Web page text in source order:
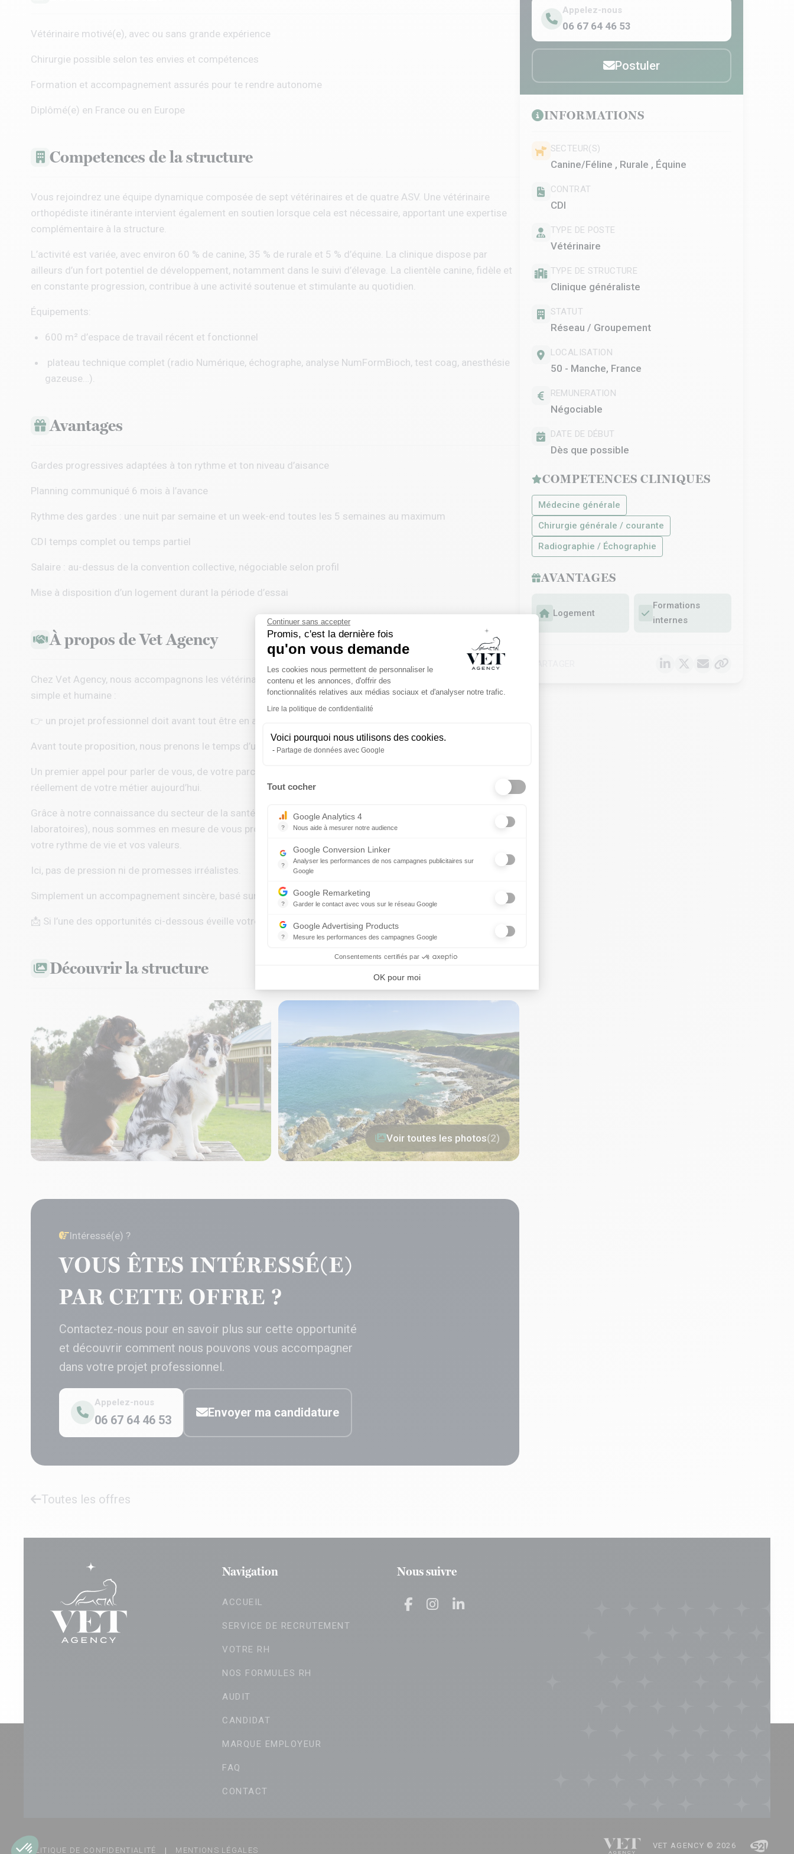
Continuer sans accepter
Promis, c'est la dernière fois
qu'on vous demande
Plateforme de Gestion du Consentement : Personnalisez vos Options
Les cookies nous permettent de personnaliser le
contenu et les annonces, d'offrir des
fonctionnalités relatives aux médias sociaux et d'analyser notre trafic.
Lire la politique de confidentialité
Voici pourquoi nous utilisons des cookies.
Partage de données avec Google
Tout cocher
?
Google Analytics 4
Nous aide à mesurer notre audience
?
Google Conversion Linker
Analyser les performances de nos campagnes publicitaires sur
Google
?
Google Remarketing
Garder le contact avec vous sur le réseau Google
?
Google Advertising Products
Mesure les performances des campagnes Google
Consentements certifiés par
OK pour moi
Vétérinaire motivé(e), avec ou sans grande expérience
Chirurgie possible selon tes envies et compétences
Formation et accompagnement assurés pour te rendre autonome
Diplômé(e) en France ou en Europe
Competences de la structure
Vous rejoindrez une équipe dynamique composée de sept vétérinaires et de quatre ASV. Une vétérinaire
orthopédiste itinérante intervient également en soutien lorsque cela est nécessaire, apportant une expertise
complémentaire à la structure.
L’activité est variée, avec environ 60 % de canine, 35 % de rurale et 5 % d’équine. La clinique dispose par
ailleurs d’un fort potentiel de développement, notamment dans le suivi d’élevage. La clientèle canine, fidèle et
en constante progression, contribue à une activité soutenue et stimulante au quotidien.
Équipements:
600 m² d’espace de travail récent et fonctionnel
plateau technique complet (radio Numérique, échographe, analyse NumFormBioch, test coag, anesthésie
gazeuse…).
Avantages
Gardes progressives adaptées à ton rythme et ton niveau d’aisance
Planning communiqué 6 mois à l’avance
Rythme des gardes : une nuit par semaine et un week-end toutes les 5 semaines au maximum
CDI temps complet ou temps partiel
Salaire : au-dessus de la convention collective, négociable selon profil
Mise à disposition d’un logement durant la période d’essai
À propos de Vet Agency
Chez Vet Agency, nous accompagnons les vétérinaires et ASV en France et à l’international avec une approche
simple et humaine :
👉 un projet professionnel doit avant tout être en accord avec la personne qui le porte.
Avant toute proposition, nous prenons le temps d’un échange confidentiel, gratuit et sans engagement.
Un premier appel pour parler de vous, de votre parcours, de votre quotidien, et de ce que vous attendez
réellement de votre métier aujourd’hui.
Grâce à notre connaissance du secteur de la santé animale (cliniques indépendantes, groupements, CHV,
laboratoires), nous sommes en mesure de vous proposer des opportunités cohérentes avec vos attentes,
votre rythme de vie et vos valeurs.
Ici, pas de pression ni de promesses irréalistes.
Simplement un accompagnement sincère, basé sur l’écoute, la transparence et le respect de vos choix.
📩 Si l’une des opportunités ci-dessous éveille votre curiosité, nous serons ravis d’en discuter avec vous.
Découvrir la structure
Voir toutes les photos(2)
Intéressé(e) ?
VOUS ÊTES INTÉRESSÉ(E)
PAR CETTE OFFRE ?
Contactez-nous pour en savoir plus sur cette opportunité
et découvrir comment nous pouvons vous accompagner
dans votre projet professionnel.
Appelez-nous
06 67 64 46 53
Envoyer ma candidature
Toutes les offres
Appelez-nous
06 67 64 46 53
Postuler
INFORMATIONS
SECTEUR(S)
Canine/Féline , Rurale , Équine
CONTRAT
CDI
TYPE DE POSTE
Vétérinaire
TYPE DE STRUCTURE
Clinique généraliste
STATUT
Réseau / Groupement
LOCALISATION
50 - Manche, France
REMUNERATION
Négociable
DATE DE DÉBUT
Dès que possible
COMPETENCES CLINIQUES
Médecine générale
Chirurgie générale / courante
Radiographie / Échographie
AVANTAGES
Logement
Formations
internes
Navigation
ACCUEIL
SERVICE DE RECRUTEMENT
VOTRE RH
NOS FORMULES RH
AUDIT
CANDIDAT
MARQUE EMPLOYEUR
FAQ
CONTACT
Nous suivre
POLITIQUE DE CONFIDENTIALITÉ | MENTIONS LÉGALES VET AGENCY © 2026